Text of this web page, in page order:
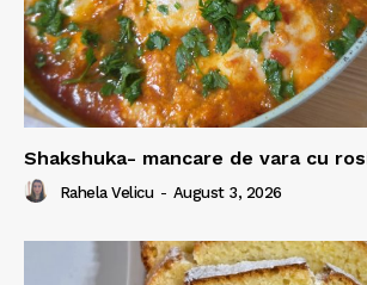
Shakshuka- mancare de vara cu
Rahela Velicu - August 3, 2026